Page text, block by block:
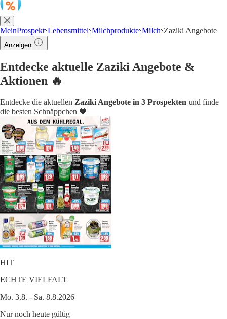
MeinProspekt Lebensmittel Milchprodukte Milch Zaziki Angebote
Anzeigen
Entdecke aktuelle Zaziki Angebote &
Aktionen 🔥
Entdecke die aktuellen Zaziki Angebote in 3 Prospekten und finde
die besten Schnäppchen 🧡
HIT
ECHTE VIELFALT
Mo. 3.8. - Sa. 8.8.2026
Nur noch heute gültig